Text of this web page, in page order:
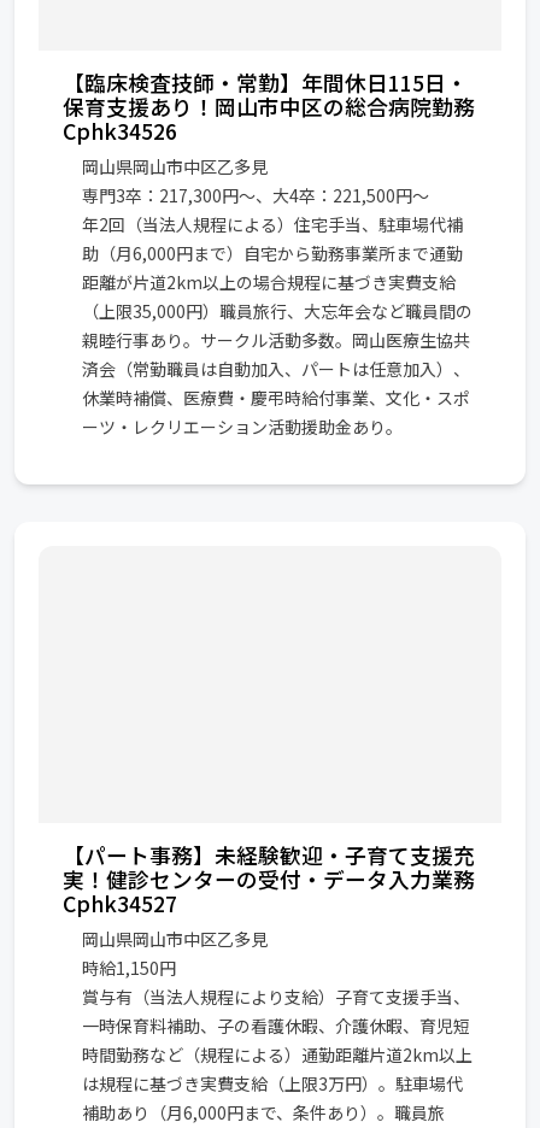
【臨床検査技師・常勤】年間休日115日・
保育支援あり！岡山市中区の総合病院勤務
Cphk34526
岡山県岡山市中区乙多見
専門3卒：217,300円～、大4卒：221,500円～
年2回（当法人規程による）住宅手当、駐車場代補
助（月6,000円まで）自宅から勤務事業所まで通勤
距離が片道2km以上の場合規程に基づき実費支給
（上限35,000円）職員旅行、大忘年会など職員間の
親睦行事あり。サークル活動多数。岡山医療生協共
済会（常勤職員は自動加入、パートは任意加入）、
休業時補償、医療費・慶弔時給付事業、文化・スポ
ーツ・レクリエーション活動援助金あり。
【パート事務】未経験歓迎・子育て支援充
実！健診センターの受付・データ入力業務
Cphk34527
岡山県岡山市中区乙多見
時給1,150円
賞与有（当法人規程により支給）子育て支援手当、
一時保育料補助、子の看護休暇、介護休暇、育児短
時間勤務など（規程による）通勤距離片道2km以上
は規程に基づき実費支給（上限3万円）。駐車場代
補助あり（月6,000円まで、条件あり）。職員旅